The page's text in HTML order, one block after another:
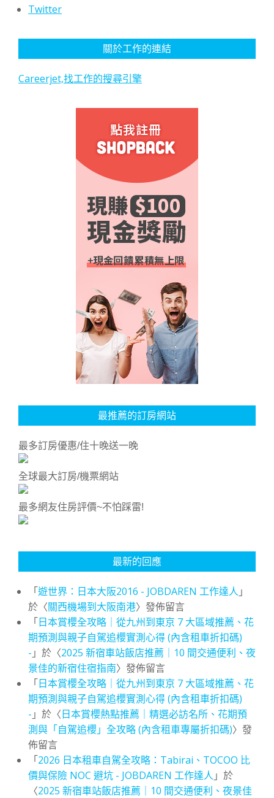
Twitter
關於工作的連結
Careerjet,找工作的搜尋引擎
最推薦的訂房網站
最多訂房優惠/住十晚送一晚
全球最大訂房/機票網站
最多網友住房評價~不怕踩雷!
最新的回應
「遊世界：日本大阪2016 - JOBDAREN 工作達人 」
於〈關西機場到大阪南港〉發佈留言
「日本賞櫻全攻略｜從九州到東京 7 大區域推薦、花
期預測與親子自駕追櫻實測心得 (內含租車折扣碼)
- 」於〈2025 新宿車站飯店推薦｜10 間交通便利、夜
景佳的新宿住宿指南〉發佈留言
「日本賞櫻全攻略｜從九州到東京 7 大區域推薦、花
期預測與親子自駕追櫻實測心得 (內含租車折扣碼)
- 」於〈日本賞櫻熱點推薦｜精選必訪名所、花期預
測與「自駕追櫻」全攻略 (內含租車專屬折扣碼)〉發
佈留言
「2026 日本租車自駕全攻略：Tabirai、TOCOO 比
價與保險 NOC 避坑 - JOBDAREN 工作達人 」於
〈2025 新宿車站飯店推薦｜10 間交通便利、夜景佳